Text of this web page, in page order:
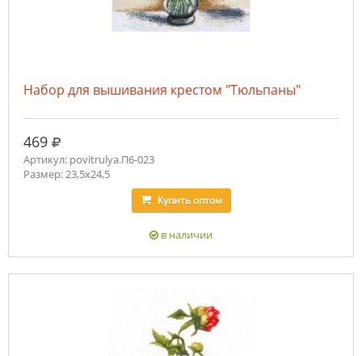
Набор для вышивания крестом "Тюльпаны"
469 руб.
Артикул: povitrulya.П6-023
Размер: 23,5х24,5
Купитьоптом
в наличии